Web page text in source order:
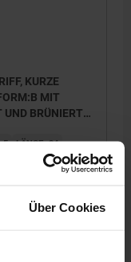
Über Cookies
KURZE
MIT
BRÜNIERT,
LÄNGE=34
B1=12,9